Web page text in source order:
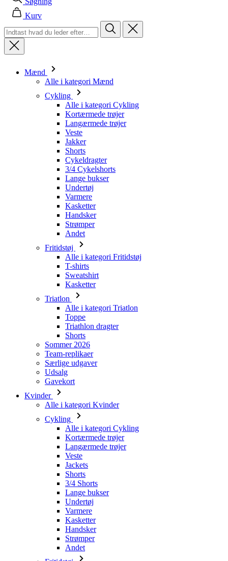
Cykling
Kortærmede trøjer
Langærmede trøjer
3/4 Cykelshorts
Lange bukser
Undertøj
Varmere
Kasketter
Handsker
Strømper
Andet
Fritidstøj
Alle i kategori Fritidstøj
T-shirts
Sweatshirt
Kasketter
Triatlon
Alle i kategori Triatlon
Toppe
Triathlon dragter
Shorts
Sommer 2026
Team-replikaer
Særlige udgaver
Udsalg
Alle i kategori Kvinder
Cykling
Alle i kategori Cykling
Kortærmede trøjer
Langærmede trøjer
Veste
Jackets
Shorts
Lange bukser
Undertøj
Varmere
Kasketter
Handsker
Strømper
Andet
Fritidstøj
Alle i kategori Fritidstøj
T-Shirts
Sweatshirt
Kasketter
Triatlon
Alle i kategori Triatlon
Toppe
Triathlon dragter